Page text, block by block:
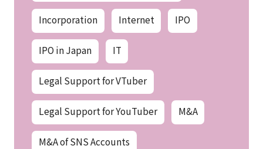
Incorporation Internet IPO
IPO in Japan IT
Legal Support for VTuber
Legal Support for YouTuber M&A
M&A of SNS Accounts